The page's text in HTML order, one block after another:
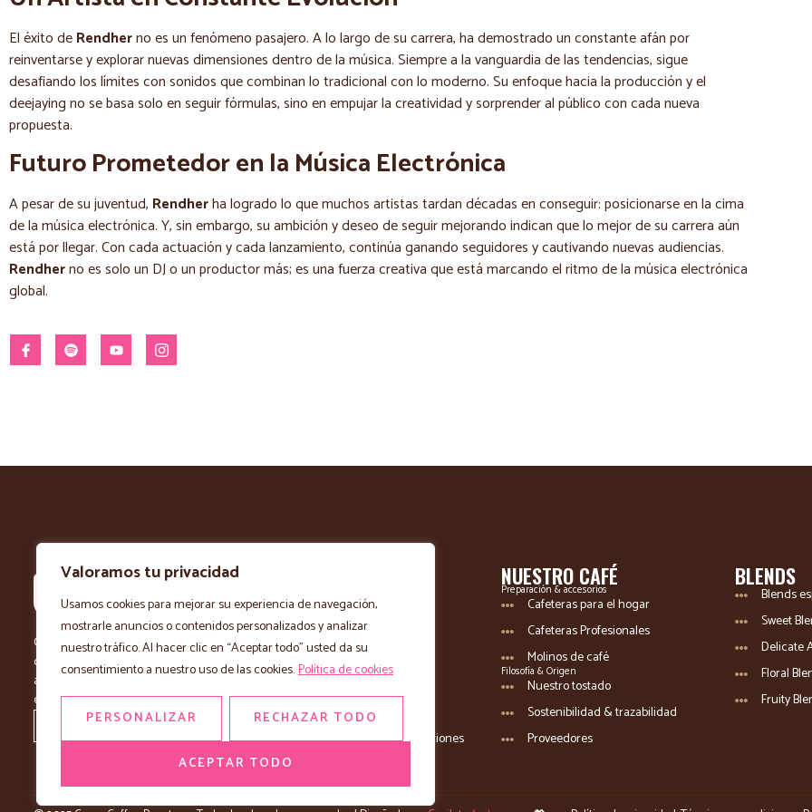
Valoramos tu privacidad
Usamos cookies para mejorar su experiencia de navegación,
mostrarle anuncios o contenidos personalizados y analizar
nuestro tráfico. Al hacer clic en “Aceptar todo” usted da su
consentimiento a nuestro uso de las cookies.Política de cookies
PERSONALIZAR RECHAZAR TODO
ACEPTAR TODO
El éxito deRendherno es un fenómeno pasajero. A lo largo de su carrera, ha demostrado un constante afán por
reinventarse y explorar nuevas dimensiones dentro de la música. Siempre a la vanguardia de las tendencias, sigue
desafiando los límites con sonidos que combinan lo tradicional con lo moderno. Su enfoque hacia la producción y el
deejaying no se basa solo en seguir fórmulas, sino en empujar la creatividad y sorprender al público con cada nueva
propuesta.
Futuro Prometedor en la Música Electrónica
A pesar de su juventud, Rendherha logrado lo que muchos artistas tardan décadas en conseguir: posicionarse en la cima
de la música electrónica. Y, sin embargo, su ambición y deseo de seguir mejorando indican que lo mejor de su carrera aún
está por llegar. Con cada actuación y cada lanzamiento, continúa ganando seguidores y cautivando nuevas audiencias.
Rendherno es solo un DJ o un productor más; es una fuerza creativa que está marcando el ritmo de la música electrónica
global.
Coma Coffee Roasters | Café de Especialidad
con más de 90 años de tradición. Tostado
artesanalmente para ofrecerte la mejor
experiencia en cada taza.
Home
Embajadores
Blog
Contacto
NOSOTROS
Nuestra historia
El tostador / instalaciones
NUESTRO CAFÉ
Preparación & accesorios
Cafeteras para el hogar
Cafeteras Profesionales
Molinos de café
Filosofía & Origen
Nuestro tostado
Sostenibilidad & trazabilidad
Proveedores
BLENDS
Blends
Sweet
Delicate
Floral
Fruity